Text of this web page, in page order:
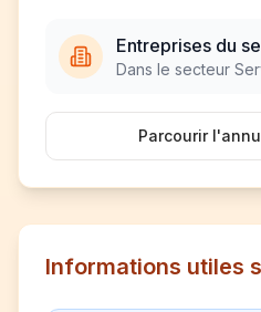
Entreprises du
Dans le secteur
Parcourir
Informations utiles